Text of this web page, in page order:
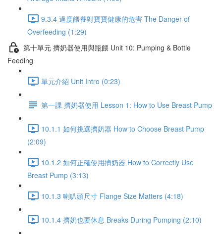
9.3.4 過度餵養對寶寶健康的危害 The Danger of
Overfeeding (1:29)
第十單元 擠奶器使用與瓶餵 Unit 10: Pumping & Bottle
Feeding
單元介紹 Unit Intro (0:23)
第一課 擠奶器使用 Lesson 1: How to Use Breast Pump
10.1.1 如何挑選擠奶器 How to Choose Breast Pump
(2:09)
10.1.2 如何正確使用擠奶器 How to Correctly Use
Breast Pump (3:13)
10.1.3 喇叭頭尺寸 Flange Size Matters (4:18)
10.1.4 擠奶也要休息 Breaks During Pumping (2:10)